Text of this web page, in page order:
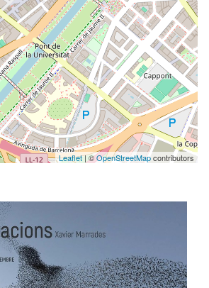
Leaflet| ©OpenStreetMapcontributors